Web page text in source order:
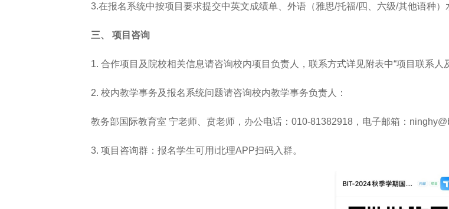
3.在报名系统中按项目要求提交中英文成绩单、外语（雅思/托福/四、六级/其他语种
三、 项目咨询
1. 合作项目及院校相关信息请咨询校内项目负责人，联系方式详见附表中“项目联系人
2. 校内教学事务及报名系统问题请咨询校内教学事务负责人：
教务部国际教育室 宁老师、贲老师，办公电话：010-81382918，电子邮箱：
3. 项目咨询群：报名学生可用i北理APP扫码入群。